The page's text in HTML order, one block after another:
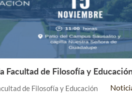
Leer Más +
Facultad de Filosofía y
de Filosofía y Educación